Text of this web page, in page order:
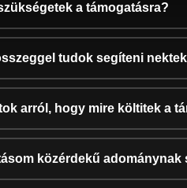
a támogatásra?
tudok segíteni
arról, hogy mire költitek a
közérdekű adománynak